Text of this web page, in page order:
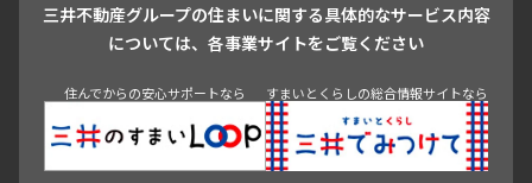
青山 渋谷 東京・大手町 新宿 品川
目黒・中目黒
三井不動産グループの住まいに関する具体的なサービス内容
については、各事業サイトをご覧ください
住んでからの安心サポートなら すまいとくらしの総合情報サイトなら